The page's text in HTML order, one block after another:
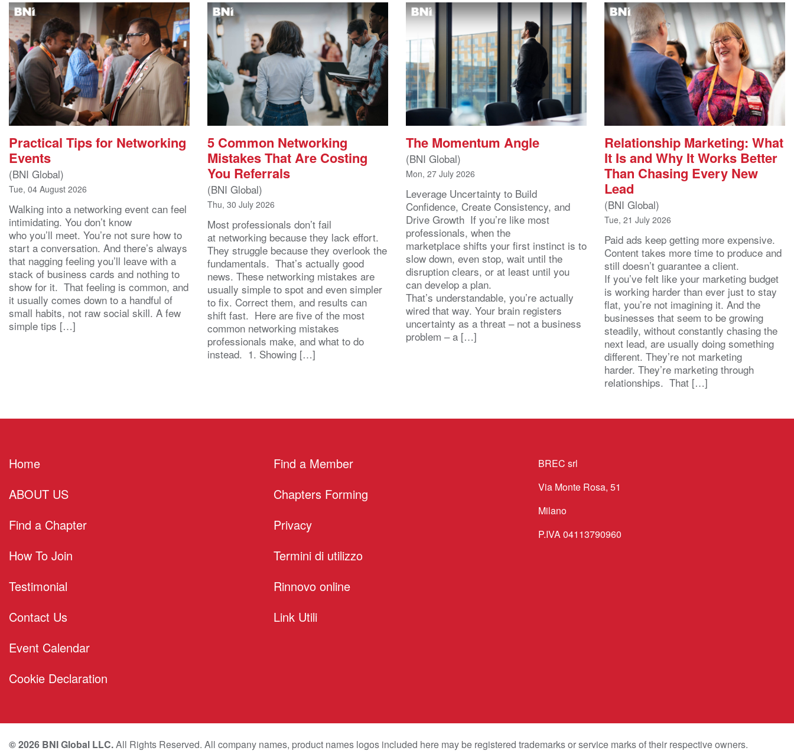
Practical Tips for Networking
Events
(BNI Global)
Tue, 04 August 2026
Walking into a networking event can feel
intimidating. You don’t know
who you’ll meet. You’re not sure how to
start a conversation. And there’s always
that nagging feeling you’ll leave with a
stack of business cards and nothing to
show for it. That feeling is common, and
it usually comes down to a handful of
small habits, not raw social skill. A few
simple tips […]
5 Common Networking
Mistakes That Are Costing
You Referrals
(BNI Global)
Thu, 30 July 2026
Most professionals don’t fail
at networking because they lack effort.
They struggle because they overlook the
fundamentals. That’s actually good
news. These networking mistakes are
usually simple to spot and even simpler
to fix. Correct them, and results can
shift fast. Here are five of the most
common networking mistakes
professionals make, and what to do
instead. 1. Showing […]
The Momentum Angle
(BNI Global)
Mon, 27 July 2026
Leverage Uncertainty to Build
Confidence, Create Consistency, and
Drive Growth If you’re like most
professionals, when the
marketplace shifts your first instinct is to
slow down, even stop, wait until the
disruption clears, or at least until you
can develop a plan.
That’s understandable, you’re actually
wired that way. Your brain registers
uncertainty as a threat – not a business
problem – a […]
Relationship Marketing: What
It Is and Why It Works Better
Than Chasing Every New
Lead
(BNI Global)
Tue, 21 July 2026
Paid ads keep getting more expensive.
Content takes more time to produce and
still doesn’t guarantee a client.
If you’ve felt like your marketing budget
is working harder than ever just to stay
flat, you’re not imagining it. And the
businesses that seem to be growing
steadily, without constantly chasing the
next lead, are usually doing something
different. They’re not marketing
harder. They’re marketing through
relationships. That […]
Home
ABOUT US
Find a Chapter
How To Join
Testimonial
Contact Us
Event Calendar
Cookie Declaration
Find a Member
Chapters Forming
Privacy
Termini di utilizzo
Rinnovo online
Link Utili
BREC srl
Via Monte Rosa, 51
Milano
P.IVA 04113790960
© 2026 BNI Global LLC.All Rights Reserved. All company names, product names logos included here may be registered trademarks or service marks of their respective owners.